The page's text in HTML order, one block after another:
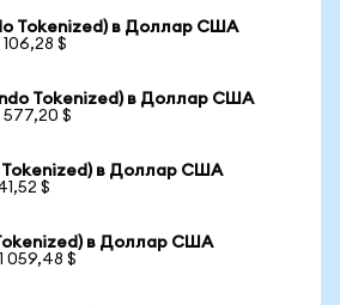
Tokenized) в Доллар США
$
Tokenized) в Доллар США
577,20 $
Tokenized) в Доллар США
$
в Доллар США
059,48 $